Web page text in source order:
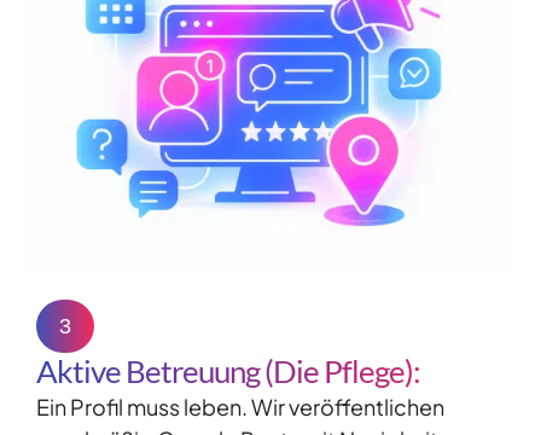
3
Aktive Betreuung (Die Pflege):
Ein Profil muss leben. Wir veröffentlichen